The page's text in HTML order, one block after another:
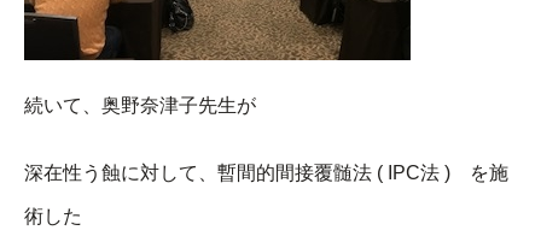
続いて、奥野奈津子先生が
深在性う蝕に対して、暫間的間接覆髄法 ( IPC法 ) を施
術した